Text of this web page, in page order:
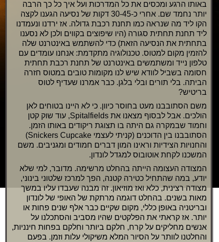
באותו הרגע ומכסים את כל המדרכות ועל איך כל כך הרבה
יותר נחמד שם. אחרי כ-30-45 דקות של נסיעה הגענו לקצה
הקו ליד מה שנראה כמו תחנת רכבת גדולה. אז ירדנו ונעמדנו
ליד תחנת תחתית סגורה (היו שיפוצים בקווים ולכן לא נסענו
בתחתית את הנסיעה הזאת) כדי להשתמש באינטרנט שלה
להזמין מקום למטוס. טכנולוגיה מתקדמת: אנחנו עומדים עם
טלפון נייד ומשתמשים באינטרנט של תחנת רכבת תחתית
חסומה בשביל לוודא שיש לנו מקומות טובים במטוס חזרה
הביתה. בלי תורים ובלי בלגן. כבר אמרנו שעדיף לטוס
בריטיש?
משם הסתובבנו מעט בחוסר כיוון. כי לא היינו בטוחים לאן
הולכים. אבל לבסוף מצאנו את Spitalfields, עוד שוק קטן
וחמוד שבמקרה גם היתה בו תצוגת ריקודים באותו הזמן.
הסתובבנו בין הדוכנים (קניתי לעצמי Snickers Cupcake)
והחנויות הצידיות וראינו המון דברים חמודים ומגניבים. משם
המשכנו לקחת אוטובוס למגדל לונדון.
המצודה העצומה הייתה בהחלט מרשימה. מדובר, למי שלא
יודע, במה שהתחיל כטירה קטנה, הפך למרכז שלטוני בינוני,
מצודה רצינית, כלא ואז מוזיאון. זה מבנה שעבדו עליו במשך
מאות בשנים. בהחלט דוגמה מרתקת של האופי של לונדון
ובריטניה באופן כללי, מקום שקיים כבר אלף שנים פחות או
יותר. אז קראתי את הפלקטים שהיו מסביב והסתכלנו על
אנשים מחליקים על קרח, חלקם ביותר וחלקם בפחות חינניות,
והחלטנו לוותר על הסיור המלא משיקולי עלות וזמן. בפעם